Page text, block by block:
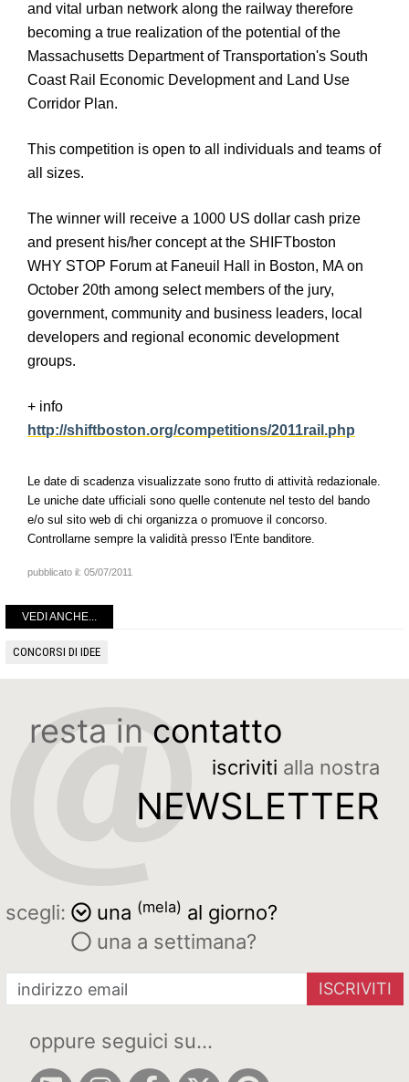
and vital urban network along the railway therefore
becoming a true realization of the potential of the
Massachusetts Department of Transportation's South
Coast Rail Economic Development and Land Use
Corridor Plan.
This competition is open to all individuals and teams of
all sizes.
The winner will receive a 1000 US dollar cash prize
and present his/her concept at the SHIFTboston
WHY STOP Forum at Faneuil Hall in Boston, MA on
October 20th among select members of the jury,
government, community and business leaders, local
developers and regional economic development
groups.
+ info
http://shiftboston.org/competitions/2011rail.php
Le date di scadenza visualizzate sono frutto di attività redazionale.
Le uniche date ufficiali sono quelle contenute nel testo del bando
e/o sul sito web di chi organizza o promuove il concorso.
Controllarne sempre la validità presso l'Ente banditore.
pubblicato il: 05/07/2011
VEDI ANCHE...
CONCORSI DI IDEE
resta in contatto
iscriviti alla nostra
NEWSLETTER
scegli: una (mela) al giorno?
una a settimana?
ISCRIVITI
oppure seguici su...